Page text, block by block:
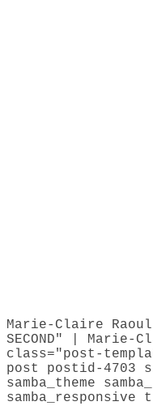
Marie-Claire Raoul
SECOND" | Marie-
class="post-
post postid-4703
samba_theme
samba_responsive